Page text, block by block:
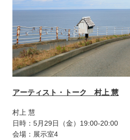
アーティスト・トーク 村上 慧
村上 慧
日時：5月29日（金）19:00-20:00
会場：展示室4